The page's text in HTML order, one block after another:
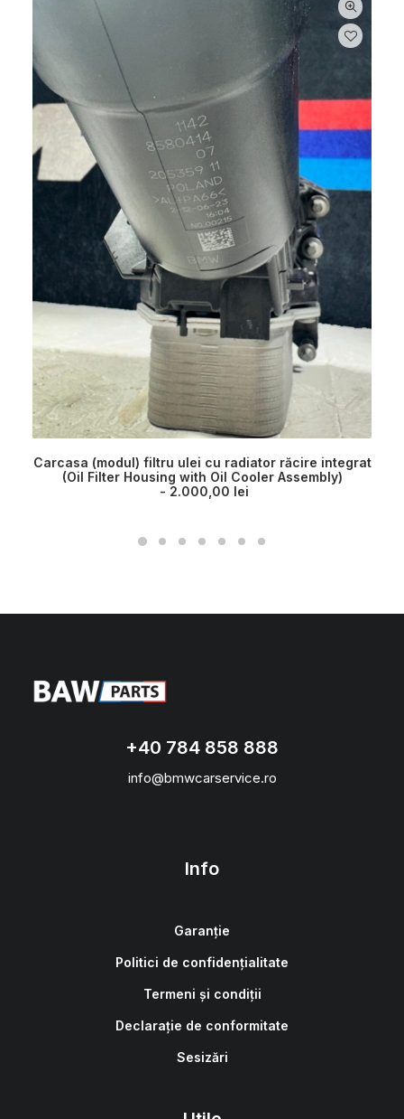
Carcasa (modul) filtru ulei cu radiator răcire integrat
(Oil Filter Housing with Oil Cooler Assembly)
2.000,00 lei
+40 784 858 888
info@bmwcarservice.ro
Info
Garanție
Politici de confidențialitate
Termeni și condiții
Declarație de conformitate
Sesizări